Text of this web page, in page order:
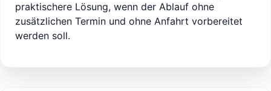
praktischere Lösung, wenn der Ablauf ohne
zusätzlichen Termin und ohne Anfahrt vorbereitet
werden soll.